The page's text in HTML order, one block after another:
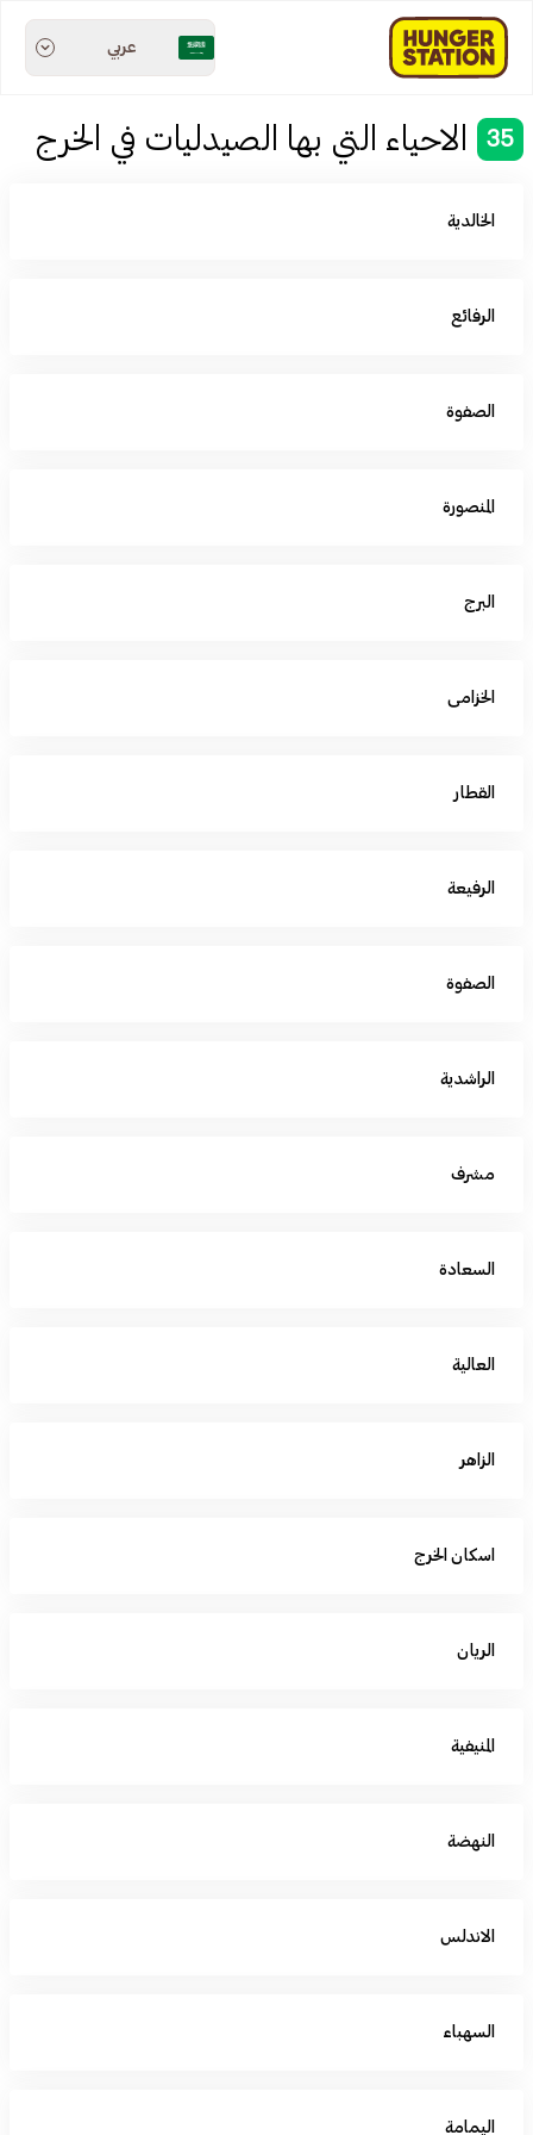
عربي
35 الاحياء التي بها الصيدليات في الخرج
الخالدية
الرفائع‎
الصفوة
المنصورة
البرج
الخزامى
القطار
الرفيعة
الصفوة
الراشدية
مشرف
السعادة
العالية
الزاهر
اسكان الخرج
الريان
المنيفية
النهضة
الاندلس
السهباء
اليمامة